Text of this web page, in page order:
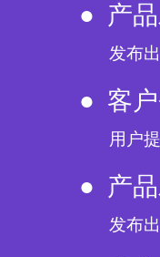
●  产
发布
●  客
用户
●  产
发布